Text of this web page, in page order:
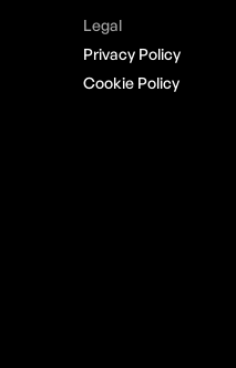
Legal
Privacy Policy
Cookie Policy